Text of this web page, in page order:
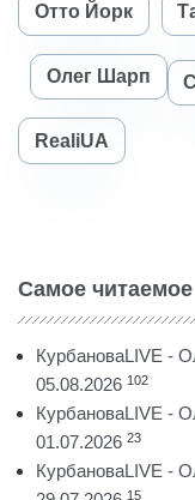
Отто Йорк
Олег Шарп
RealiUA
Самое читаемое
КурбановаLIVE -
05.08.2026 102
КурбановаLIVE -
01.07.2026 23
КурбановаLIVE -
15